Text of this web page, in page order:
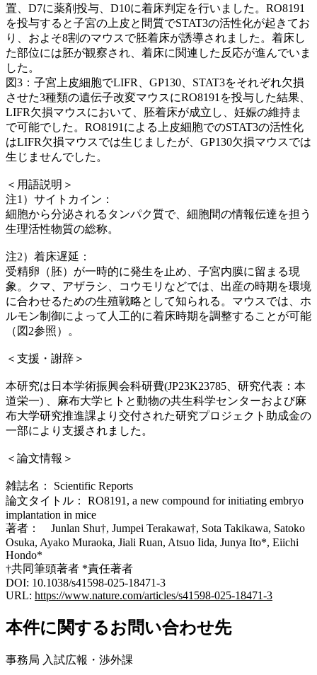
置、D7に薬剤投与、D10に着床判定を行いました。RO8191
を投与すると子宮の上皮と間質でSTAT3の活性化が起きてお
り、およそ8割のマウスで胚着床が誘導されました。着床し
た部位には胚が観察され、着床に関連した反応が進んでいま
した。
図3：子宮上皮細胞でLIFR、GP130、STAT3をそれぞれ欠損
させた3種類の遺伝子改変マウスにRO8191を投与した結果、
LIFR欠損マウスにおいて、胚着床が成立し、妊娠の維持ま
で可能でした。RO8191による上皮細胞でのSTAT3の活性化
はLIFR欠損マウスでは生じましたが、GP130欠損マウスでは
生じませんでした。
＜用語説明＞
注1）サイトカイン：
細胞から分泌されるタンパク質で、細胞間の情報伝達を担う
生理活性物質の総称。
注2）着床遅延：
受精卵（胚）が一時的に発生を止め、子宮内膜に留まる現
象。クマ、アザラシ、コウモリなどでは、出産の時期を環境
に合わせるための生殖戦略として知られる。マウスでは、ホ
ルモン制御によって人工的に着床時期を調整することが可能
（図2参照）。
＜支援・謝辞＞
本研究は日本学術振興会科研費(JP23K23785、研究代表：本
道栄一) 、麻布大学ヒトと動物の共生科学センターおよび麻
布大学研究推進課より交付された研究プロジェクト助成金の
一部により支援されました。
＜論文情報＞
雑誌名： Scientific Reports
論文タイトル： RO8191, a new compound for initiating embryo
implantation in mice
著者： Junlan Shu†, Jumpei Terakawa†, Sota Takikawa, Satoko
Osuka, Ayako Muraoka, Jiali Ruan, Atsuo Iida, Junya Ito*, Eiichi
Hondo*
†共同筆頭著者 *責任著者
DOI: 10.1038/s41598-025-18471-3
URL: https://www.nature.com/articles/s41598-025-18471-3
本件に関するお問い合わせ先
事務局 入試広報・渉外課